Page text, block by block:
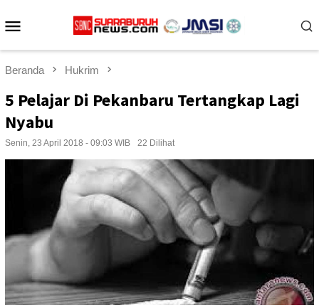
ke
Beranda Hukrim
5 Pelajar Di Pekanbaru Tertangkap Lagi
Nyabu
Senin, 23 April 2018 - 09:03 WIB 22 Dilihat